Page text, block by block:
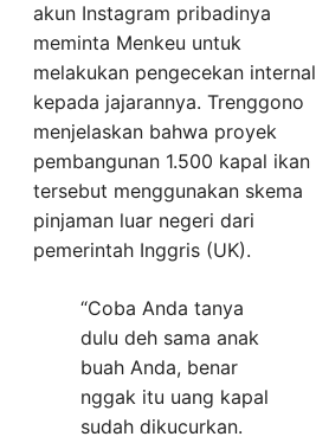
akun Instagram pribadinya
meminta Menkeu untuk
melakukan pengecekan internal
kepada jajarannya. Trenggono
menjelaskan bahwa proyek
pembangunan 1.500 kapal ikan
tersebut menggunakan skema
pinjaman luar negeri dari
pemerintah Inggris (UK).
“Coba Anda tanya
dulu deh sama anak
buah Anda, benar
nggak itu uang kapal
sudah dikucurkan.